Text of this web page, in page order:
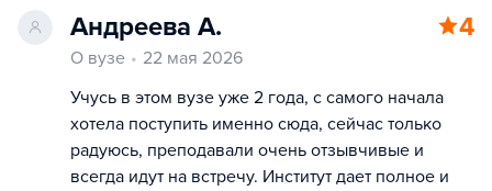
Андреева А. 4
О вузе
22 мая 2026
Учусь в этом вузе уже 2 года, с самого начала
хотела поступить именно сюда, сейчас только
радуюсь, преподавали очень отзывчивые и
всегда идут на встречу. Институт дает полное и